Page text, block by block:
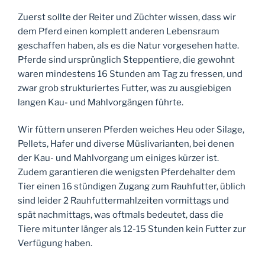
Zuerst sollte der Reiter und Züchter wissen, dass wir
dem Pferd einen komplett anderen Lebensraum
geschaffen haben, als es die Natur vorgesehen hatte.
Pferde sind ursprünglich Steppentiere, die gewohnt
waren mindestens 16 Stunden am Tag zu fressen, und
zwar grob strukturiertes Futter, was zu ausgiebigen
langen Kau- und Mahlvorgängen führte.
Wir füttern unseren Pferden weiches Heu oder Silage,
Pellets, Hafer und diverse Müslivarianten, bei denen
der Kau- und Mahlvorgang um einiges kürzer ist.
Zudem garantieren die wenigsten Pferdehalter dem
Tier einen 16 stündigen Zugang zum Rauhfutter, üblich
sind leider 2 Rauhfuttermahlzeiten vormittags und
spät nachmittags, was oftmals bedeutet, dass die
Tiere mitunter länger als 12-15 Stunden kein Futter zur
Verfügung haben.